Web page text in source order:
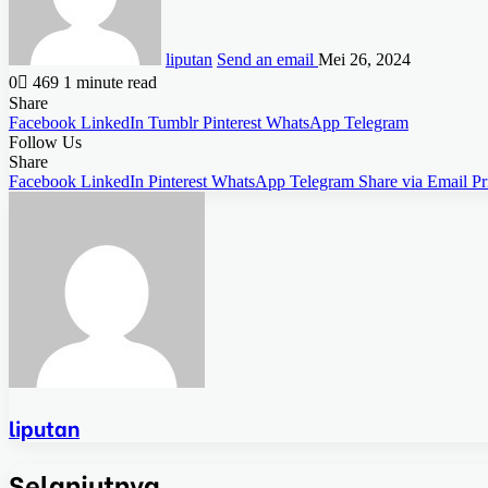
liputan Send an email Mei 26, 2024
0
469 1 minute read
Share
Facebook LinkedIn Tumblr Pinterest WhatsApp Telegram
Follow Us
Share
Facebook LinkedIn Pinterest WhatsApp Telegram Share via Email
liputan